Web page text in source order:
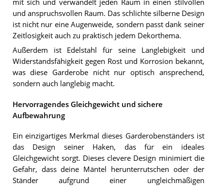
mit sich und verwandelt jeden Raum in einen stilvollen
und anspruchsvollen Raum. Das schlichte silberne Design
ist nicht nur eine Augenweide, sondern passt dank seiner
Zeitlosigkeit auch zu praktisch jedem Dekorthema.
Außerdem ist Edelstahl für seine Langlebigkeit und
Widerstandsfähigkeit gegen Rost und Korrosion bekannt,
was diese Garderobe nicht nur optisch ansprechend,
sondern auch langlebig macht.
Hervorragendes Gleichgewicht und sichere
Aufbewahrung
Ein einzigartiges Merkmal dieses Garderobenständers ist
das Design seiner Haken, das für ein ideales
Gleichgewicht sorgt. Dieses clevere Design minimiert die
Gefahr, dass deine Mäntel herunterrutschen oder der
Ständer aufgrund einer ungleichmäßigen